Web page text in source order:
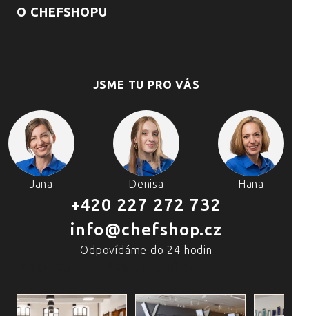
O CHEFSHOPU
JSME TU PRO VÁS
Jana Denisa Hana
+420 227 272 732
info@chefshop.cz
Odpovídáme do 24 hodin